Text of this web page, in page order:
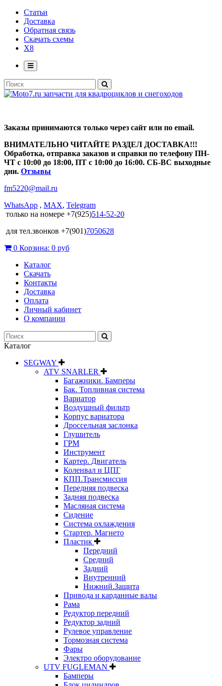
Статьи
Доставка
Обратная связь
Скачать схемы
X8
Заказы принимаются только через сайт или по email.
ВНИМАТЕЛЬНО ЧИТАЙТЕ РАЗДЕЛ ДОСТАВКА!!!
Обработка, отправка заказов и справки по телефону ПН-
ЧТ с 10:00 до 18:00, ПТ с 10:00 до 16:00. СБ-ВС выходные
дни. Отзывы
fm5220@mail.ru
WhatsApp , MAX, Telegram
только на номере +7(925)514-52-20
для тел.звонков +7(901)7050628
0 Корзина: 0 руб
Каталог
Скачать
Контакты
Доставка
Оплата
Личный кабинет
О компании
Каталог
SEGWAY
ATV SNARLER
Багажники. Бамперы
Бак. Топливная система
Вариатор
Воздушный фильтр
Корпус вариатора
Дроссельная заслонка
Глушитель
ГРМ
Инструмент
Картер. Двигатель
Коленвал и ЦПГ
КПП.Трансмиссия
Передняя подвеска
Задняя подвеска
Масляная система
Сидение
Система охлаждения
Стартер. Магнето
Пластик
Передний
Средний
Задний
Внутренний
Нижний.Защита
Привода и карданные валы
Рама
Редуктор передний
Редуктор задний
Рулевое управление
Тормозная система
Фары
Электро оборудование
UTV FUGLEMAN
Бамперы